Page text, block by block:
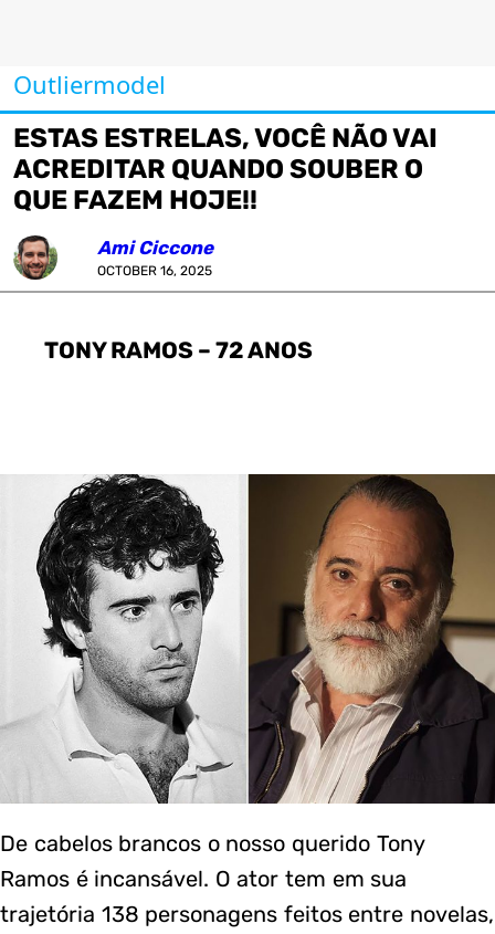
Outliermodel
ESTAS ESTRELAS, VOCÊ NÃO VAI
ACREDITAR QUANDO SOUBER O
QUE FAZEM HOJE!!
Ami Ciccone
OCTOBER 16, 2025
TONY RAMOS – 72 ANOS
De cabelos brancos o nosso querido Tony
Ramos é incansável. O ator tem em sua
trajetória 138 personagens feitos entre novelas,